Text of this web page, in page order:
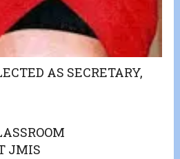
AS SECRETARY,
JMIS